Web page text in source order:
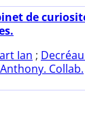
de
Ian ;
Collab.